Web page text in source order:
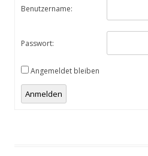
Benutzername:
Passwort:
Angemeldet bleiben
Anmelden